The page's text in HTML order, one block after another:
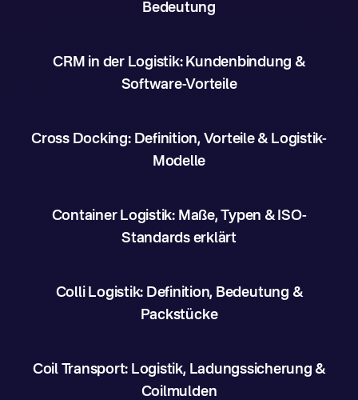
Bedeutung
CRM in der Logistik: Kundenbindung &
Software-Vorteile
Cross Docking: Definition, Vorteile & Logistik-
Modelle
Container Logistik: Maße, Typen & ISO-
Standards erklärt
Colli Logistik: Definition, Bedeutung &
Packstücke
Coil Transport: Logistik, Ladungssicherung &
Coilmulden